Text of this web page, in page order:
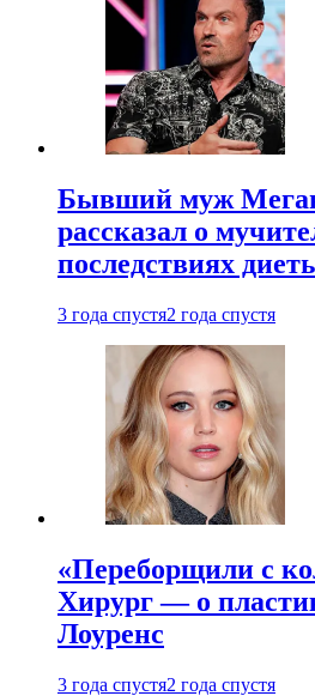
Бывший муж
рассказал о
последствиях
3 года спустя2 года спустя
«Переборщили с
Хирург — о
Лоуренс
3 года спустя2 года спустя